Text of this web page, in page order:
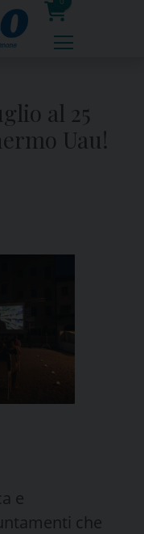
0
prodotti
al 25
Uau!
e
che